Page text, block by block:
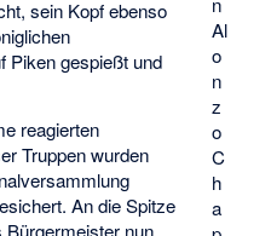
Al
o
n
z
o
C
h
a
sein Kopf ebenso
Piken gespießt und
reagierten
Truppen wurden
An die Spitze
Bürgermeister nun